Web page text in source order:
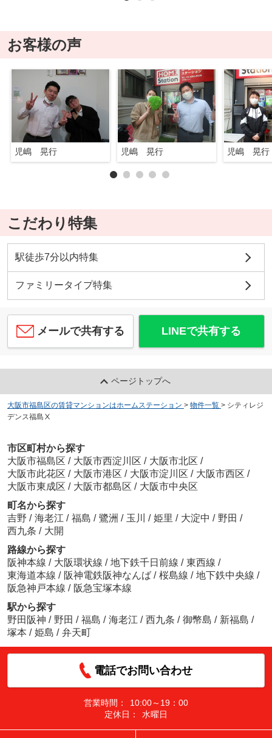
お客様の声
児嶋 晃行 児嶋 晃行 児嶋 晃行
こだわり特集
駅徒歩7分以内特集
ファミリータイプ特集
メールで共有する LINEで共有する
ページトップへ
大阪市福島区の賃貸マンションはホームステーション > 物件一覧 > シティレジ
デンス福島Ⅹ
市区町村から探す
大阪市福島区 / 大阪市西淀川区 / 大阪市北区 /
大阪市此花区 / 大阪市港区 / 大阪市淀川区 / 大阪市西区 /
大阪市東成区 / 大阪市都島区 / 大阪市中央区
町名から探す
吉野 / 海老江 / 福島 / 鷺洲 / 玉川 / 姫里 / 大淀中 / 野田 /
西九条 / 大開
路線から探す
阪神本線 / 大阪環状線 / 地下鉄千日前線 / 東西線 /
東海道本線 / 阪神電鉄阪神なんば / 桜島線 / 地下鉄中央線 /
阪急神戸本線 / 阪急宝塚本線
駅から探す
野田阪神 / 野田 / 福島 / 海老江 / 西九条 / 御幣島 / 新福島 /
塚本 / 姫島 / 弁天町
電話でお問い合わせ
営業時間：
10:00～19：00
定休日：
水曜日